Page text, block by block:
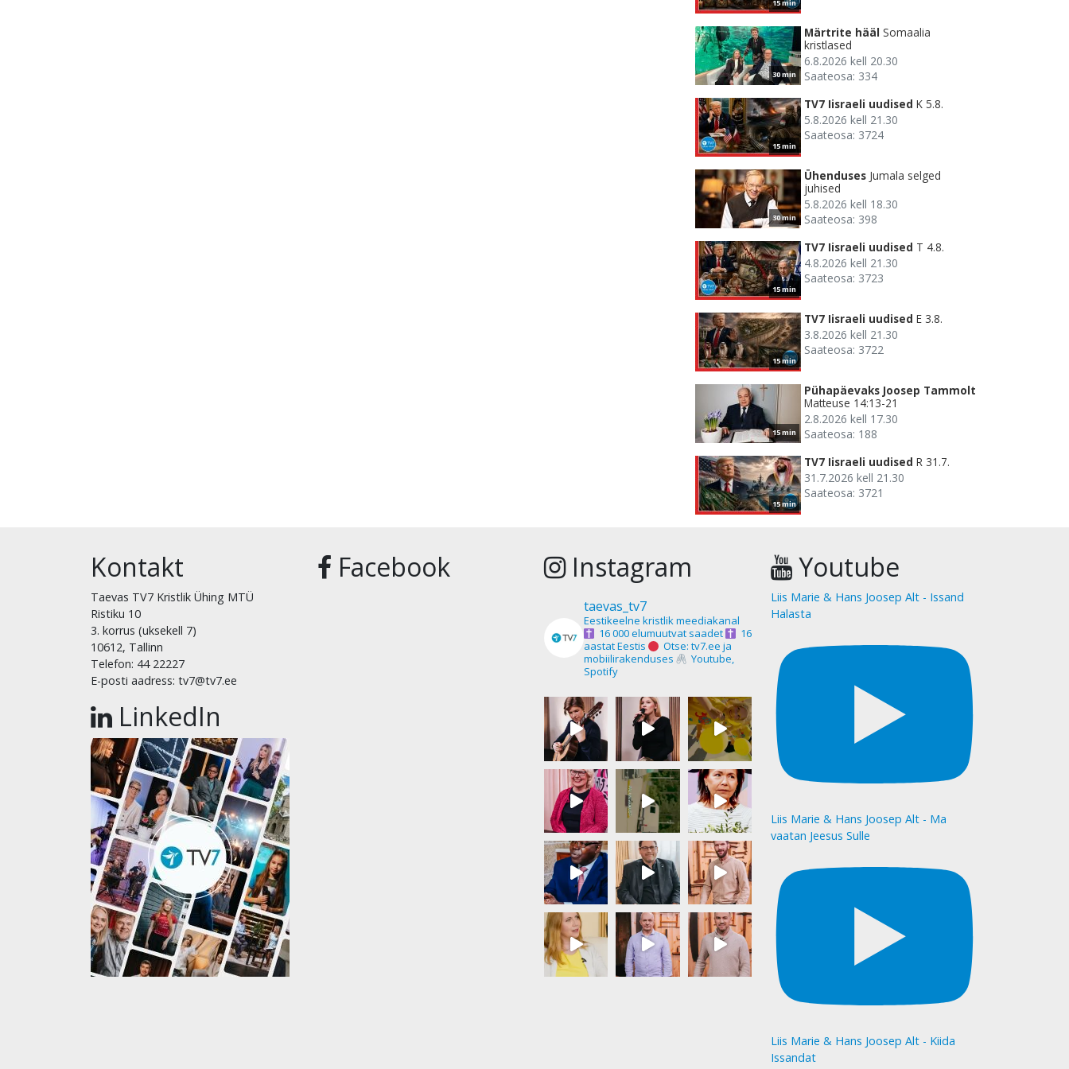
15 min
30 min
Märtrite hääl Somaalia
kristlased
6.8.2026 kell 20.30
Saateosa: 334
15 min
TV7 Iisraeli uudised K 5.8.
5.8.2026 kell 21.30
Saateosa: 3724
30 min
Ühenduses Jumala selged
juhised
5.8.2026 kell 18.30
Saateosa: 398
15 min
TV7 Iisraeli uudised T 4.8.
4.8.2026 kell 21.30
Saateosa: 3723
15 min
TV7 Iisraeli uudised E 3.8.
3.8.2026 kell 21.30
Saateosa: 3722
15 min
Pühapäevaks Joosep Tammolt
Matteuse 14:13-21
2.8.2026 kell 17.30
Saateosa: 188
15 min
TV7 Iisraeli uudised R 31.7.
31.7.2026 kell 21.30
Saateosa: 3721
Kontakt
Taevas TV7 Kristlik Ühing MTÜ
Ristiku 10
3. korrus (uksekell 7)
10612, Tallinn
Telefon: 44 22227
E-posti aadress: tv7@tv7.ee
LinkedIn
Facebook Instagram
taevas_tv7
Eestikeelne kristlik meediakanal
16 000 elumuutvat saadet
16
aastat Eestis
Otse: tv7.ee ja
mobiilirakenduses
Youtube,
Spotify
Youtube
Liis Marie & Hans Joosep Alt - Issand
Halasta
Liis Marie & Hans Joosep Alt - Ma
vaatan Jeesus Sulle
Liis Marie & Hans Joosep Alt - Kiida
Issandat